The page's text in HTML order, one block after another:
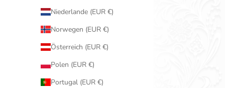
Niederlande (EUR €)
Norwegen (EUR €)
Österreich (EUR €)
Polen (EUR €)
Portugal (EUR €)